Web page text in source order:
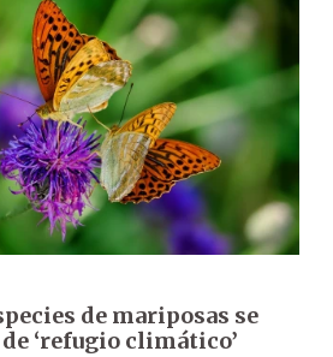
de mariposas se
‘refugio climático’